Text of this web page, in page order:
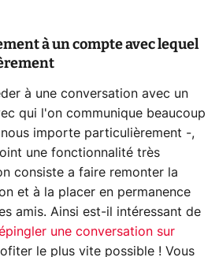
à un compte avec lequel
à une conversation avec un
qui l'on communique beaucoup
importe particulièrement -,
une fonctionnalité très
consiste a faire remonter la
et à la placer en permanence
amis. Ainsi est-il intéressant de
une conversation sur
le plus vite possible ! Vous